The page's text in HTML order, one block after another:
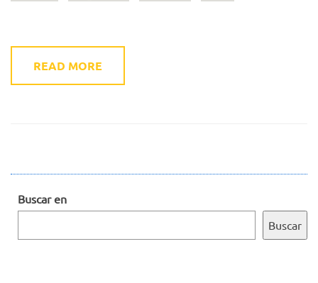
READ MORE
Buscar en
Buscar